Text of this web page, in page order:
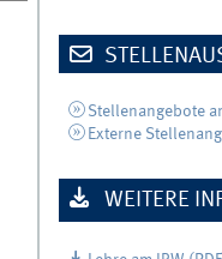
Stellenangebote
Externe
WEITERE